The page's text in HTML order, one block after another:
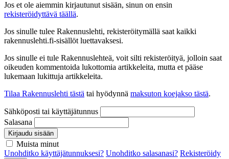
Jos et ole aiemmin kirjautunut sisään, sinun on ensin
rekisteröidyttävä täällä.
Jos sinulle tulee Rakennuslehti, rekisteröitymällä saat kaikki
rakennuslehti.fi-sisällöt luettavaksesi.
Jos sinulle ei tule Rakennuslehteä, voit silti rekisteröityä, jolloin saat
oikeuden kommentoida lukottomia artikkeleita, mutta et pääse
lukemaan lukittuja artikkeleita.
Tilaa Rakennuslehti tästä tai hyödynnä maksuton koejakso tästä.
Sähköposti tai käyttäjätunnus
Salasana
Kirjaudu sisään
Muista minut
Unohditko käyttäjätunnuksesi? Unohditko salasanasi? Rekisteröidy